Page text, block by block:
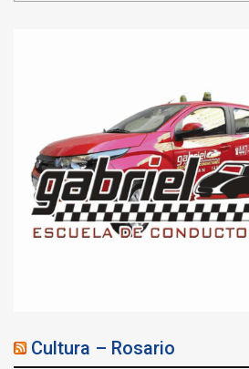
Cultura – Rosario